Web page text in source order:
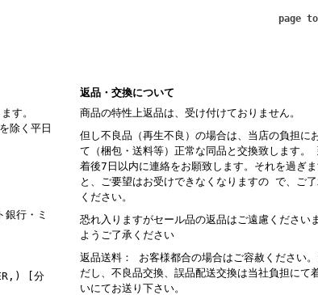
page
す。
除く平日
行・ミ
[分
返品・交換について
商品の特性上返品は、受け付けておりません。
但し不良品（再生不良）の場合は、当店の負担に
て（梱包・送料等）正常な同品と交換致します。
着後7日以内に連絡をお願致します。それを過ぎ
と、ご要望はお受けできなくなりますの で、ご
ください。
恐れ入りますがセール品の返品はご遠慮ください
ようご了承ください
返品送料： お客様都合の場合はご容赦ください
だし、不良品交換、誤品配送交換は当社負担にて
いにてお送り下さい。